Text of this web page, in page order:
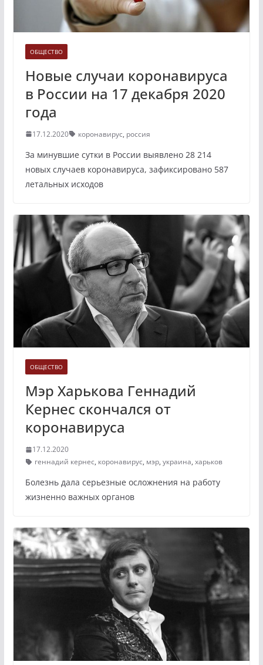
ОБЩЕСТВО
Новые случаи коронавируса
в России на 17 декабря 2020
года
17.12.2020 коронавирус, россия
За минувшие сутки в России выявлено 28 214
новых случаев коронавируса, зафиксировано 587
летальных исходов
ОБЩЕСТВО
Мэр Харькова Геннадий
Кернес скончался от
коронавируса
17.12.2020
геннадий кернес, коронавирус, мэр, украина, харьков
Болезнь дала серьезные осложнения на работу
жизненно важных органов